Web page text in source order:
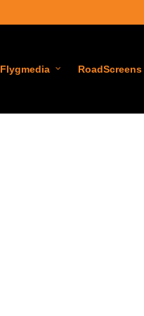
Flygmedia RoadScreens